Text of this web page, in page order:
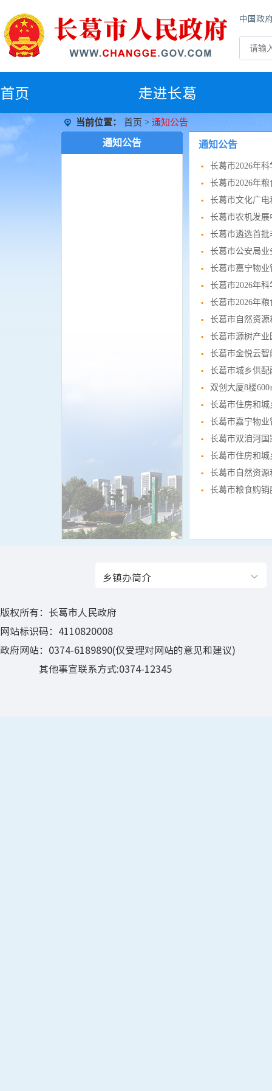
中国政
首页 走进长葛
当前位置： 首页 > 通知公告
通知公告 通知公告
长葛市2026年
长葛市2026年
长葛市文化广
长葛市农机发
长葛市遴选首
长葛市公安局
长葛市嘉宁物
长葛市2026年
长葛市2026年
长葛市自然资
长葛市源树产业
长葛市金悦云智
长葛市城乡供
双创大厦8楼
长葛市住房和
长葛市嘉宁物
长葛市住房和
长葛市自然资
长葛市粮食购销
乡镇办简介
版权所有：长葛市人民政府
网站标识码：4110820008
政府网站：0374-6189890(仅受理对网站的意见和建议)
其他事宣联系方式:0374-12345